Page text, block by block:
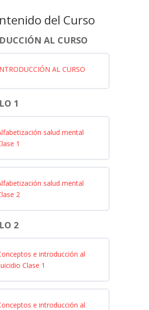
del Curso
AL CURSO
AL CURSO
1
salud mental
1
salud mental
2
2
e introducción al
Clase 1
e introducción al